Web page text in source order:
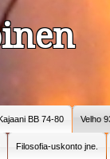
BB 74-80 Velho
Filosofia-uskonto jne.